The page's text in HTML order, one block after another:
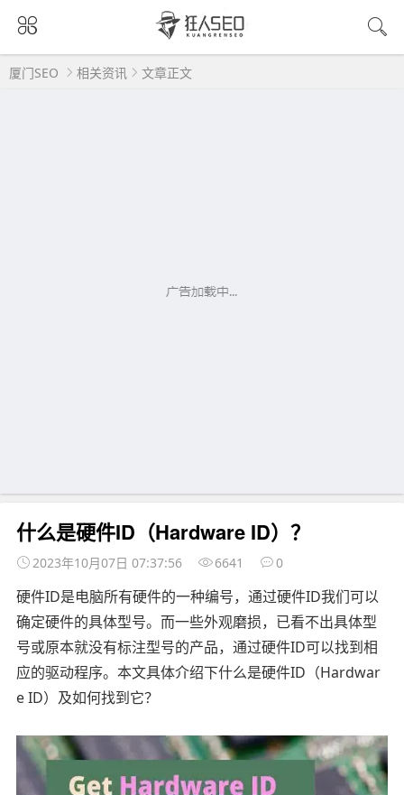
厦门SEO 相关资讯 文章正文
什么是硬件ID（Hardware ID）？
2023年10月07日 07:37:56 6641 0
硬件ID是电脑所有硬件的一种编号，通过硬件ID我们可以
确定硬件的具体型号。而一些外观磨损，已看不出具体型
号或原本就没有标注型号的产品，通过硬件ID可以找到相
应的驱动程序。本文具体介绍下什么是硬件ID（Hardwar
e ID）及如何找到它？